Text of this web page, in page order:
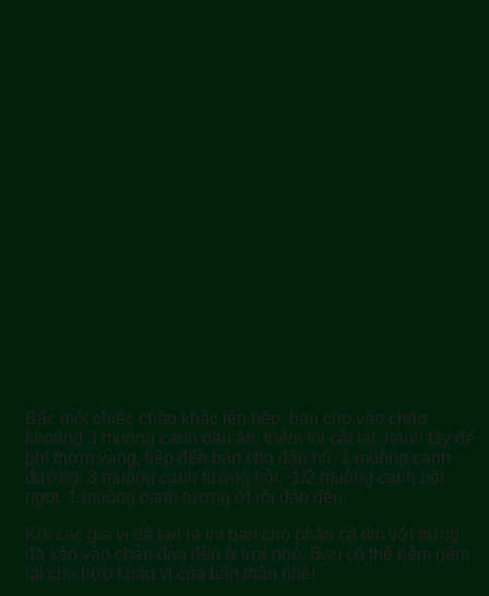
Bắc một chiếc chảo khác lên bếp, bạn cho vào chảo
khoảng 3 muỗng canh dầu ăn, thêm tỏi cắt lát, hành tây để
phi thơm vàng, tiếp đến bạn cho đậu hũ, 1 muỗng canh
đường, 3 muỗng canh tương hột, 1/2 muỗng canh bột
ngọt, 1 muỗng canh tương ớt rồi đảo đều.
Khi các gia vị đã tan ra thì bạn cho phần cà tím với trứng
đã xào vào chảo đảo đều ở lửa nhỏ. Bạn có thể nêm nếm
lại cho hợp khẩu vị của bản thân nhé!